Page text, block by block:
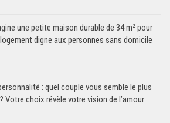
une petite maison durable de 34 m² pour
digne aux personnes sans domicile
: quel couple vous semble le plus
Votre choix révèle votre vision de l’amour